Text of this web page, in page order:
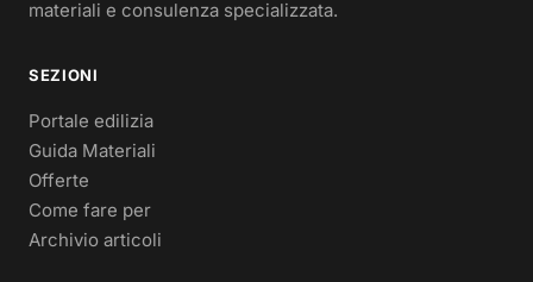
materiali e consulenza specializzata.
SEZIONI
Portale edilizia
Guida Materiali
Offerte
Come fare per
Archivio articoli